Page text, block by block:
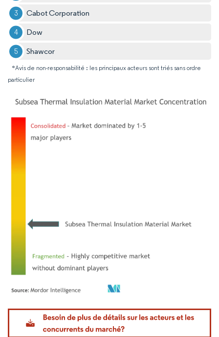
Cabot Corporation
Dow
Shawcor
*Avis de non-responsabilité : les principaux acteurs sont triés sans ordre
particulier
Image © Mordor Intelligence. La réutilisation nécessite une attribution sous CC BY